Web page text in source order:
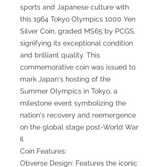
sports and Japanese culture with
this 1964 Tokyo Olympics 1000 Yen
Silver Coin, graded MS65 by PCGS,
signifying its exceptional condition
and brilliant quality. This
commemorative coin was issued to
mark Japan's hosting of the
Summer Olympics in Tokyo, a
milestone event symbolizing the
nation's recovery and reemergence
on the global stage post-World War
II.
Coin Features:
Obverse Design: Features the iconic